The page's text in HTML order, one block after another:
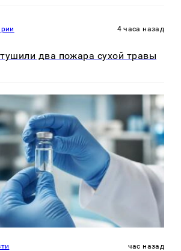
4 часа назад
два пожара сухой травы
час назад